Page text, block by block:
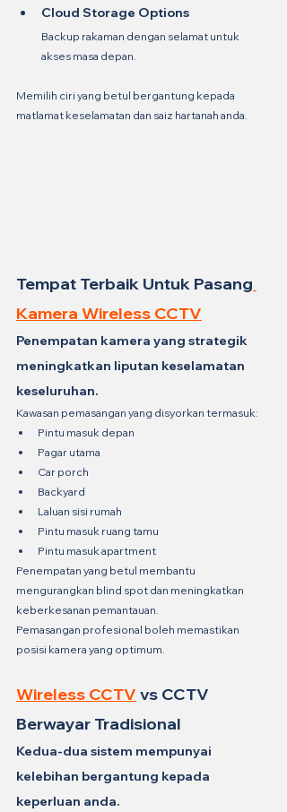
Cloud Storage Options
Backup rakaman dengan selamat untuk
akses masa depan.
Memilih ciri yang betul bergantung kepada
matlamat keselamatan dan saiz hartanah anda.
Tempat Terbaik Untuk Pasang
Kamera Wireless CCTV
Penempatan kamera yang strategik
meningkatkan liputan keselamatan
keseluruhan.
Kawasan pemasangan yang disyorkan termasuk:
Pintu masuk depan
Pagar utama
Car porch
Backyard
Laluan sisi rumah
Pintu masuk ruang tamu
Pintu masuk apartment
Penempatan yang betul membantu
mengurangkan blind spot dan meningkatkan
keberkesanan pemantauan.
Pemasangan profesional boleh memastikan
posisi kamera yang optimum.
Wireless CCTV vs CCTV
Berwayar Tradisional
Kedua-dua sistem mempunyai
kelebihan bergantung kepada
keperluan anda.